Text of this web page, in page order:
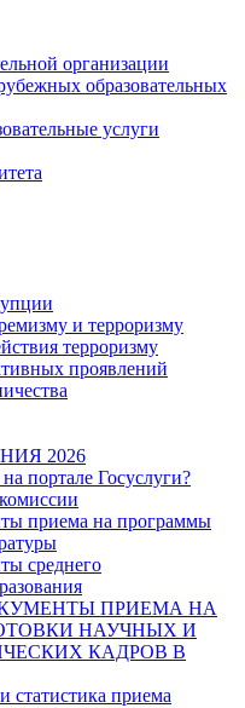
организации
образовательных
услуги
и терроризму
терроризму
проявлений
2026
портале Госуслуги?
приема на программы
среднего
ПРИЕМА НА
НАУЧНЫХ И
КАДРОВ В
приема